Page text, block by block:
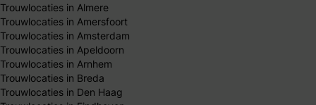
Trouwlocaties in Almere
Trouwlocaties in Amersfoort
Trouwlocaties in Amsterdam
Trouwlocaties in Apeldoorn
Trouwlocaties in Arnhem
Trouwlocaties in Breda
Trouwlocaties in Den Haag